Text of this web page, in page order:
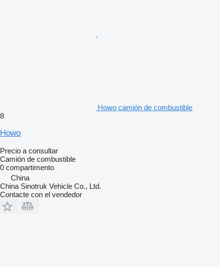
Howo camión de combustible
8
Howo
Precio a consultar
Camión de combustible
0 compartimento
China
China Sinotruk Vehicle Co., Ltd.
Contacte con el vendedor